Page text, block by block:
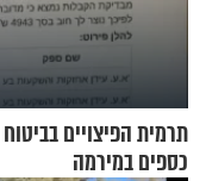
תרמית הפיצויים
כספים במירמה